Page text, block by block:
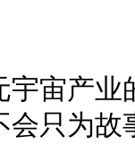
宙产业
会只为